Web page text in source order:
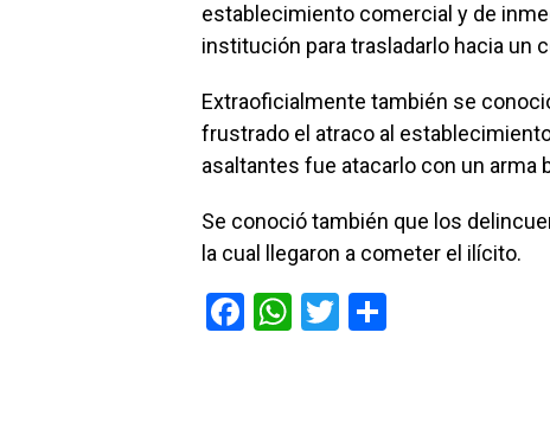
establecimiento comercial y de
institución para trasladarlo hacia un
Extraoficialmente también se
frustrado el atraco al
asaltantes fue atacarlo con un arma
Se conoció también que los
la cual llegaron a cometer el ilícito.
F
W
T